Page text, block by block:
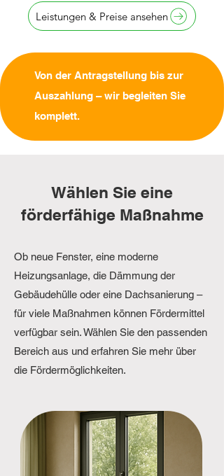
Leistungen & Preise ansehen
Von der Antragstellung bis zur
Auszahlung – wir begleiten Sie
komplett.
Wählen Sie eine
förderfähige Maßnahme
Ob neue Fenster, eine moderne
Heizungsanlage, die Dämmung der
Gebäudehülle oder eine Dachsanierung –
für viele Maßnahmen können Fördermittel
verfügbar sein. Wählen Sie den passenden
Bereich aus und erfahren Sie mehr über
die Fördermöglichkeiten.